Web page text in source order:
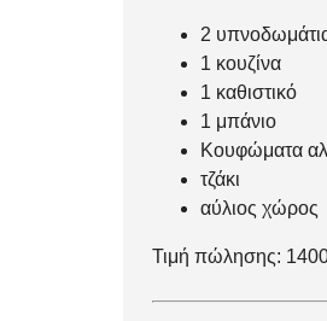
2
1 κουζίνα
1 καθιστικό
1 μπάνιο
Κουφώματα
τζάκι
αύλιος χώρος
Τιμή πώλησης: